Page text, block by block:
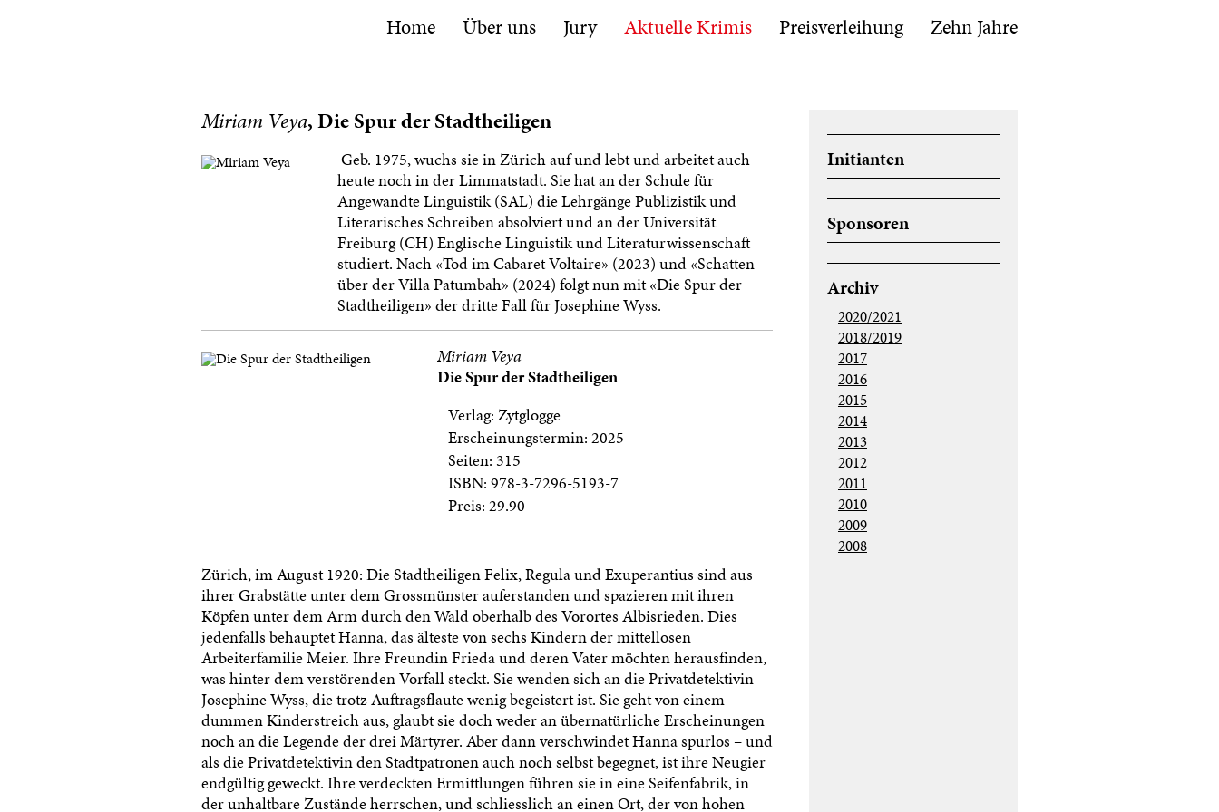
Home Über uns Jury Aktuelle Krimis Preisverleihung Zehn Jahre
Miriam Veya, Die Spur der Stadtheiligen
Geb. 1975, wuchs sie in Zürich auf und lebt und arbeitet auch
heute noch in der Limmatstadt. Sie hat an der Schule für
Angewandte Linguistik (SAL) die Lehrgänge Publizistik und
Literarisches Schreiben absolviert und an der Universität
Freiburg (CH) Englische Linguistik und Literaturwissenschaft
studiert. Nach «Tod im Cabaret Voltaire» (2023) und «Schatten
über der Villa Patumbah» (2024) folgt nun mit «Die Spur der
Stadtheiligen» der dritte Fall für Josephine Wyss.
Miriam Veya
Die Spur der Stadtheiligen
Verlag: Zytglogge
Erscheinungstermin: 2025
Seiten: 315
ISBN: 978-3-7296-5193-7
Preis: 29.90
Zürich, im August 1920: Die Stadtheiligen Felix, Regula und Exuperantius sind aus
ihrer Grabstätte unter dem Grossmünster auferstanden und spazieren mit ihren
Köpfen unter dem Arm durch den Wald oberhalb des Vorortes Albisrieden. Dies
jedenfalls behauptet Hanna, das älteste von sechs Kindern der mittellosen
Arbeiterfamilie Meier. Ihre Freundin Frieda und deren Vater möchten herausfinden,
was hinter dem verstörenden Vorfall steckt. Sie wenden sich an die Privatdetektivin
Josephine Wyss, die trotz Auftragsflaute wenig begeistert ist. Sie geht von einem
dummen Kinderstreich aus, glaubt sie doch weder an übernatürliche Erscheinungen
noch an die Legende der drei Märtyrer. Aber dann verschwindet Hanna spurlos – und
als die Privatdetektivin den Stadtpatronen auch noch selbst begegnet, ist ihre Neugier
endgültig geweckt. Ihre verdeckten Ermittlungen führen sie in eine Seifenfabrik, in
der unhaltbare Zustände herrschen, und schliesslich an einen Ort, der von hohen
Initianten
Sponsoren
Archiv
2020/2021
2018/2019
2017
2016
2015
2014
2013
2012
2011
2010
2009
2008